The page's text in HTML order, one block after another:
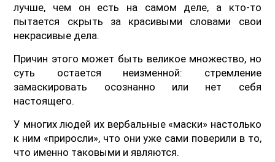
лучше, чем он есть на самом деле, а кто-то
пытается скрыть за красивыми словами свои
некрасивые дела.
Причин этого может быть великое множество, но
суть остается неизменной: стремление
замаскировать осознанно или нет себя
настоящего.
У многих людей их вербальные «маски» настолько
к ним «приросли», что они уже сами поверили в то,
что именно таковыми и являются.